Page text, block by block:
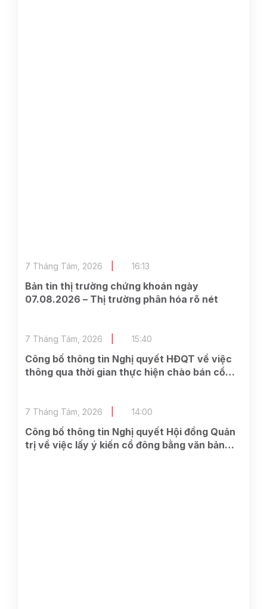
Bản tin thị trường chứng khoán ngày
07.08.2026 – Thị trường phân hóa rõ nét
7 Tháng Tám, 2026 16:13
Công bố thông tin Nghị quyết HĐQT về việc
thông qua thời gian thực hiện chào bán cổ
7 Tháng Tám, 2026 15:40
Công bố thông tin Nghị quyết Hội đồng Quản
trị về việc lấy ý kiến cổ đông bằng văn bản
7 Tháng Tám, 2026 14:00